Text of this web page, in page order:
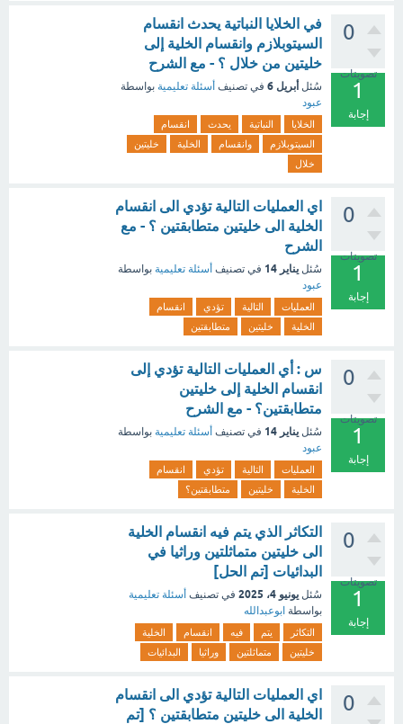
0
تصويتات
1
إجابة
في الخلايا النباتية يحدث انقسام
السيتوبلازم وانقسام الخلية إلى
خليتين من خلال ؟ - مع الشرح
سُئل أبريل 6 في تصنيف أسئلة تعليمية بواسطة
عبود
الخلايا النباتية يحدث
انقسام
السيتوبلازم
وانقسام الخلية
خليتين
خلال
0
تصويتات
1
إجابة
اي العمليات التالية تؤدي الى انقسام
الخلية الى خليتين متطابقتين ؟ - مع
الشرح
سُئل يناير 14 في تصنيف أسئلة تعليمية بواسطة
عبود
العمليات التالية تؤدي
انقسام
الخلية
خليتين متطابقتين
0
تصويتات
1
إجابة
س : أي العمليات التالية تؤدي إلى
انقسام الخلية إلى خليتين
متطابقتين؟ - مع الشرح
سُئل يناير 14 في تصنيف أسئلة تعليمية بواسطة
عبود
العمليات التالية تؤدي
انقسام
الخلية
خليتين متطابقتين؟
0
تصويتات
1
إجابة
التكاثر الذي يتم فيه انقسام الخلية
الى خليتين متماثلتين وراثيا في
البدائيات [تم الحل]
سُئل يونيو 4، 2025 في تصنيف أسئلة تعليمية
بواسطة ابوعبدالله
التكاثر يتم فيه انقسام
الخلية
خليتين
متماثلتين وراثيا البدائيات
0
اي العمليات التالية تؤدي الى انقسام
الخلية الى خليتين متطابقتين ؟ [تم